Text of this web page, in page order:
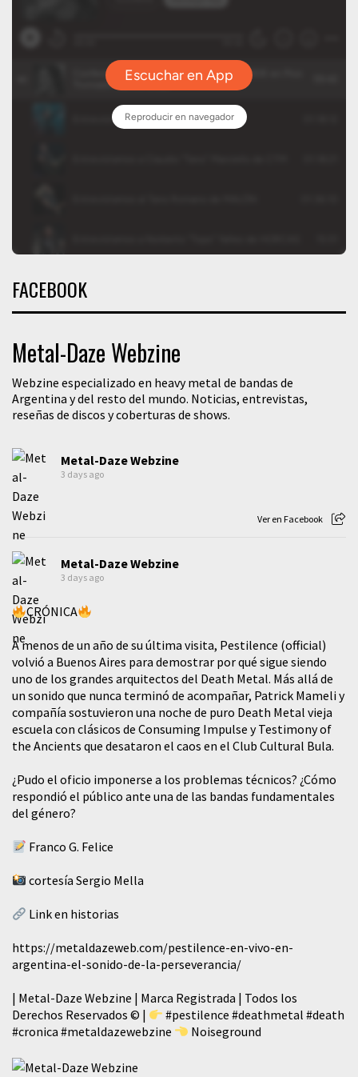
FACEBOOK
Metal-Daze Webzine
Webzine especializado en heavy metal de bandas de
Argentina y del resto del mundo. Noticias, entrevistas,
reseñas de discos y coberturas de shows.
Metal-Daze Webzine
3 days ago
Ver en Facebook
Metal-Daze Webzine
3 days ago
CRÓNICA
A menos de un año de su última visita, Pestilence (official)
volvió a Buenos Aires para demostrar por qué sigue siendo
uno de los grandes arquitectos del Death Metal. Más allá de
un sonido que nunca terminó de acompañar, Patrick Mameli y
compañía sostuvieron una noche de puro Death Metal vieja
escuela con clásicos de Consuming Impulse y Testimony of
the Ancients que desataron el caos en el Club Cultural Bula.
¿Pudo el oficio imponerse a los problemas técnicos? ¿Cómo
respondió el público ante una de las bandas fundamentales
del género?
Franco G. Felice
cortesía Sergio Mella
Link en historias
https://metaldazeweb.com/pestilence-en-vivo-en-
argentina-el-sonido-de-la-perseverancia/
| Metal-Daze Webzine | Marca Registrada | Todos los
Derechos Reservados © |
#pestilence #deathmetal #death
#cronica #metaldazewebzine Noiseground